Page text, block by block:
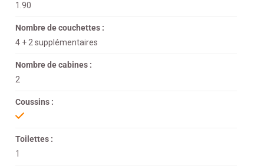
1.90
Nombre de couchettes :
4 + 2 supplémentaires
Nombre de cabines :
2
Coussins :
Toilettes :
1